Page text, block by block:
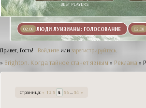
BEST PLAYERS
02.08 ЛЮДИ ЛУИЗИАНЫ: ГОЛОСОВАНИЕ 02.08
Привет, Гость! Войдите или зарегистрируйтесь.
» Brighton. Когда тайное станет явным » Реклама »
страница: « 1 2 3 4 56… 34 »